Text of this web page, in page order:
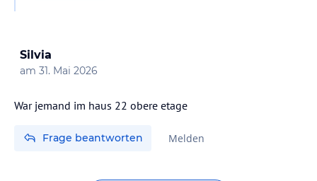
Silvia
am 31. Mai 2026
War jemand im haus 22 obere etage
Frage beantworten Melden